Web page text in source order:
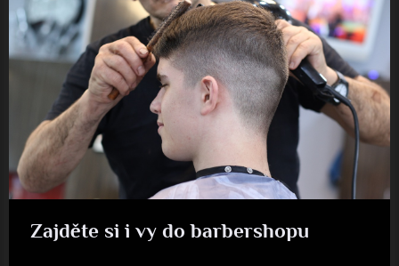
Zajděte si i vy do barbershopu